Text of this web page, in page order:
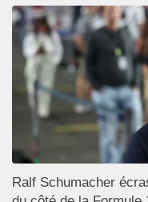
Ralf Schumacher